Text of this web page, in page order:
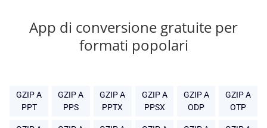
App di conversione gratuite per
formati popolari
GZIP A
PPT
GZIP A
PPS
GZIP A
PPTX
GZIP A
PPSX
GZIP A
ODP
GZIP A
OTP